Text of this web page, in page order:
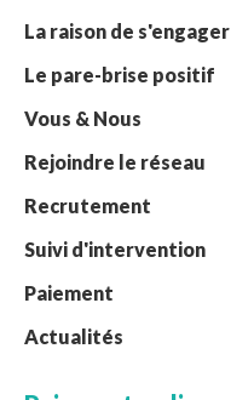
La raison de s'engager
Le pare-brise positif
Vous & Nous
Rejoindre le réseau
Recrutement
Suivi d'intervention
Paiement
Actualités